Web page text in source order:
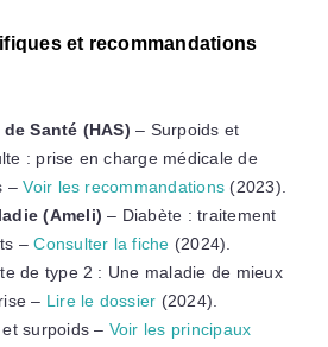
et recommandations
Santé (HAS) – Surpoids et
: prise en charge médicale de
–Voir les recommandations (2023).
(Ameli) – Diabète : traitement
–Consulter la fiche (2024).
de type 2 : Une maladie de mieux
– Lire le dossier (2024).
surpoids – Voir les principaux